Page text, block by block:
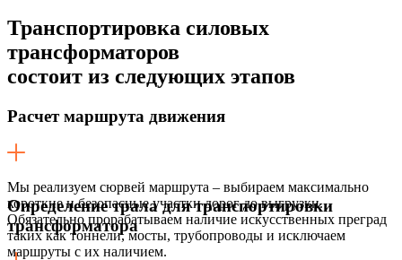
Транспортировка силовых
трансформаторов
состоит из следующих этапов
Расчет маршрута движения
Мы реализуем сюрвей маршрута – выбираем максимально
короткие и безопасные участки дорог до выгрузки.
Обязательно прорабатываем наличие искусственных преград
таких как тоннели, мосты, трубопроводы и исключаем
маршруты с их наличием.
Определение трала для транспортировки
трансформатора